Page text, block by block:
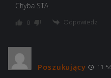
Chyba STA.
0 Odpowiedz
Poszukujący